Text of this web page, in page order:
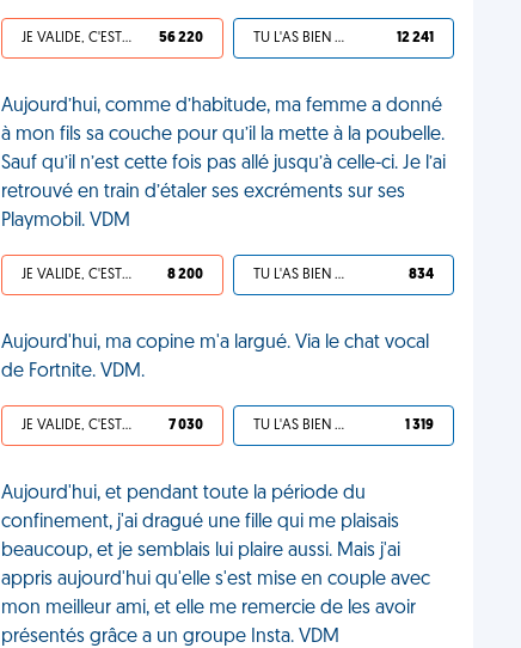
JE VALIDE, C'EST UNE VDM 56 220 TU L'AS BIEN MÉRITÉ 12 241
Aujourd’hui, comme d’habitude, ma femme a donné
à mon fils sa couche pour qu’il la mette à la poubelle.
Sauf qu’il n’est cette fois pas allé jusqu’à celle-ci. Je l’ai
retrouvé en train d’étaler ses excréments sur ses
Playmobil. VDM
JE VALIDE, C'EST UNE VDM 8 200 TU L'AS BIEN MÉRITÉ 834
Aujourd'hui, ma copine m'a largué. Via le chat vocal
de Fortnite. VDM.
JE VALIDE, C'EST UNE VDM 7 030 TU L'AS BIEN MÉRITÉ 1 319
Aujourd'hui, et pendant toute la période du
confinement, j'ai dragué une fille qui me plaisais
beaucoup, et je semblais lui plaire aussi. Mais j'ai
appris aujourd'hui qu'elle s'est mise en couple avec
mon meilleur ami, et elle me remercie de les avoir
présentés grâce a un groupe Insta. VDM